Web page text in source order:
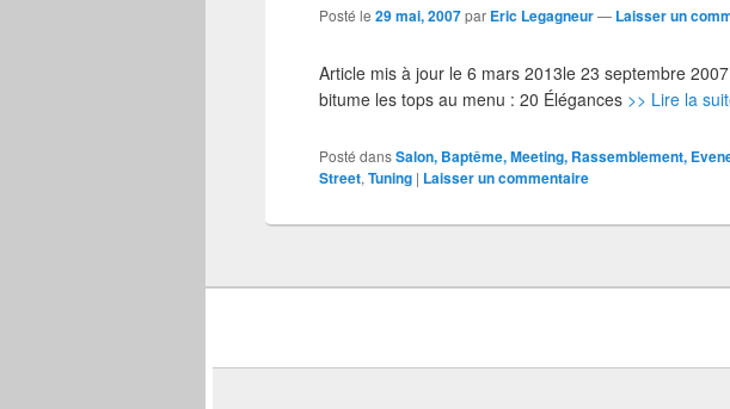
Posté le 29 mai, 2007par Eric Legagneur— Laisser un
Article mis à jour le 6 mars 2013le 23 septembre
bitume les tops au menu : 20 Élégances >> Lire la
Posté dansSalon, Baptême, Meeting, Rassemblement,
Street, Tuning | Laisser un commentaire